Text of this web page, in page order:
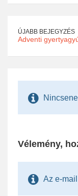
ÚJABB BEJEGYZÉS
Adventi
Vélemény,
Az e-